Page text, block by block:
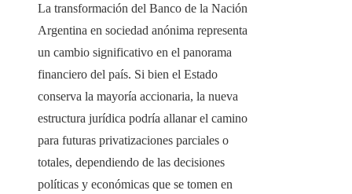
La transformación del Banco de la Nación
Argentina en sociedad anónima representa
un cambio significativo en el panorama
financiero del país. Si bien el Estado
conserva la mayoría accionaria, la nueva
estructura jurídica podría allanar el camino
para futuras privatizaciones parciales o
totales, dependiendo de las decisiones
políticas y económicas que se tomen en